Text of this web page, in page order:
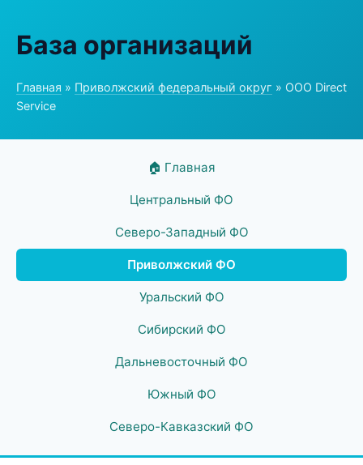
База организаций
Главная » Приволжский федеральный округ » ООО Direct
Service
🏠 Главная
Центральный ФО
Северо-Западный ФО
Приволжский ФО
Уральский ФО
Сибирский ФО
Дальневосточный ФО
Южный ФО
Северо-Кавказский ФО